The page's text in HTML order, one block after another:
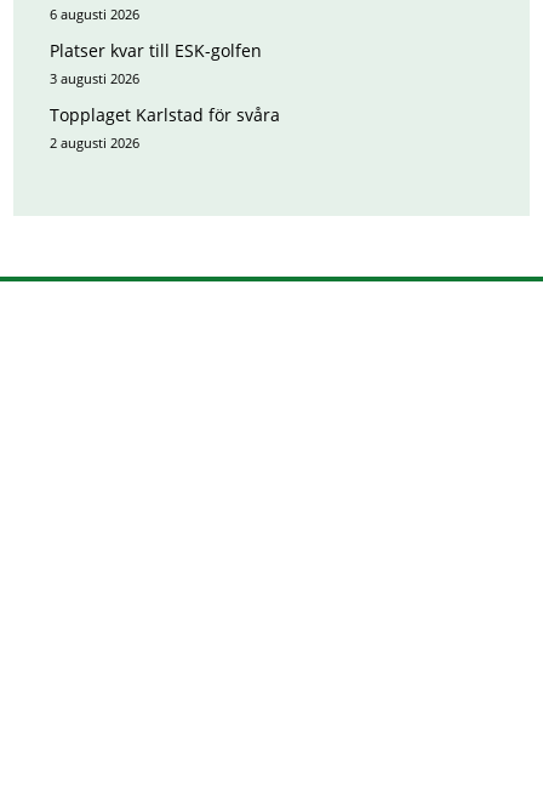
6 augusti 2026
Platser kvar till ESK-golfen
3 augusti 2026
Topplaget Karlstad för svåra
2 augusti 2026